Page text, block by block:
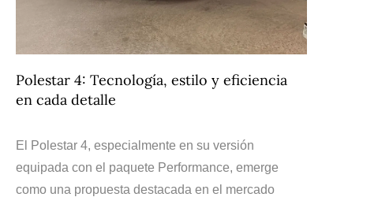
Polestar 4: Tecnología, estilo y eficiencia
en cada detalle
El Polestar 4, especialmente en su versión
equipada con el paquete Performance, emerge
como una propuesta destacada en el mercado